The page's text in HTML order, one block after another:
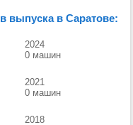
выпуска в Саратове:
2024
0 машин
2021
0 машин
2018